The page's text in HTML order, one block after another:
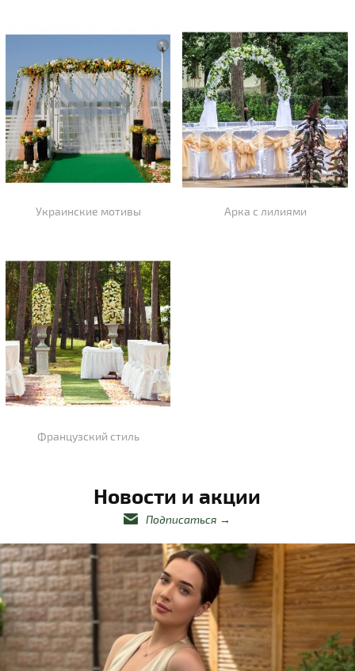
Украинские мотивы Арка с лилиями
Французский стиль
Новости и акции
Подписаться →